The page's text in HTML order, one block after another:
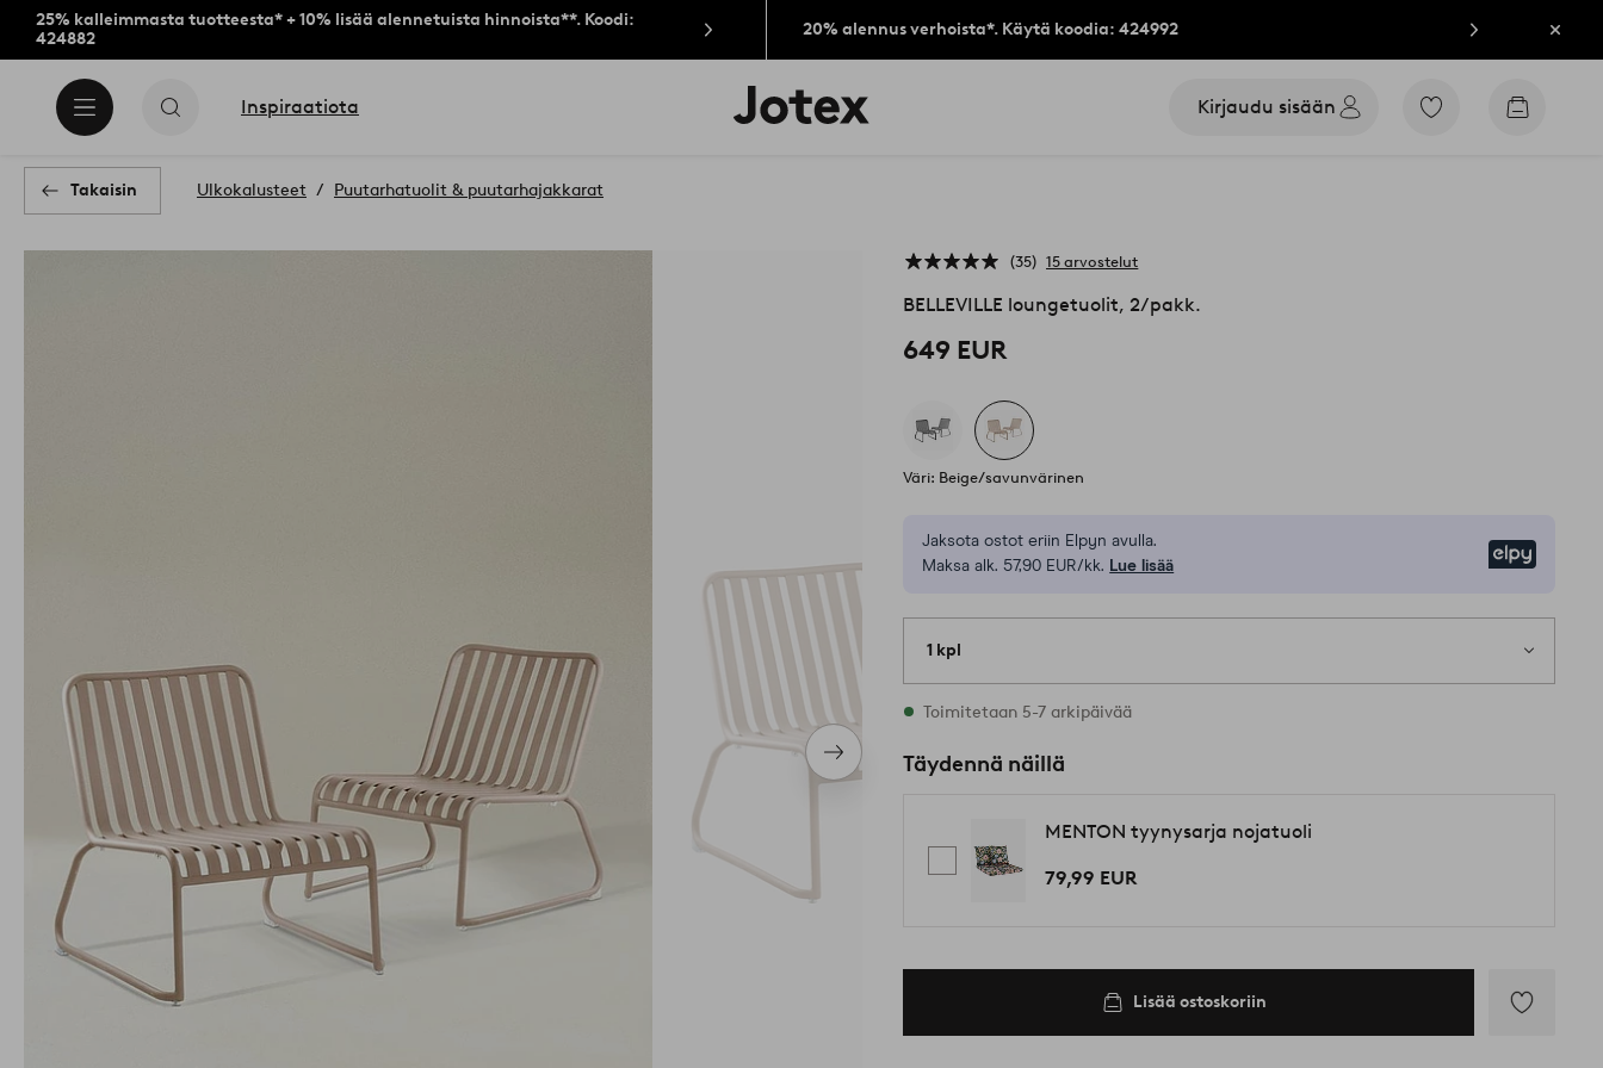
25% kalleimmasta tuotteesta* + 10% lisää alennetuista hinnoista**. Koodi:
424882
20% alennus verhoista*. Käytä koodia: 424992 Sulje
Inspiraatiota
Jotex-
logo
Kirjaudu sisään
Siirry
Siirry
Takaisin Ulkokalusteet Puutarhatuolit & puutarhajakkarat
Seuraava
tuote
35 15 arvostelut
BELLEVILLE loungetuolit, 2/pakk.
649 EUR
Väri: Beige/savunvärinen
Jaksota ostot eriin Elpyn avulla.
Maksa alk. 57,90 EUR/kk. Lue lisää
1 kpl
Varastossa
Toimitetaan 5-7 arkipäivää
Täydennä näillä
MENTON tyynysarja nojatuoli
79,99 EUR
Lisää ostoskoriin